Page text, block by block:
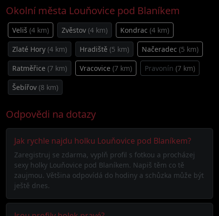
Okolní města Louňovice pod Blaníkem
Veliš (4 km) Zvěstov (4 km) Kondrac (4 km)
Zlaté Hory (4 km) Hradiště (5 km) Načeradec (5 km)
Ratměřice (7 km) Vracovice (7 km) Pravonín (7 km)
Šebířov (8 km)
Odpovědi na dotazy
Jak rychle najdu holku Louňovice pod Blaníkem?
Zaregistruj se zdarma, vyplň profil s fotkou a procházej
sexy holky Louňovice pod Blaníkem. Napiš těm co tě
zaujmou. Většina odpovídá do hodiny a schůzka může být
ještě dnes.